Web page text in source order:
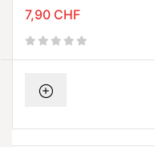
7,90 CHF